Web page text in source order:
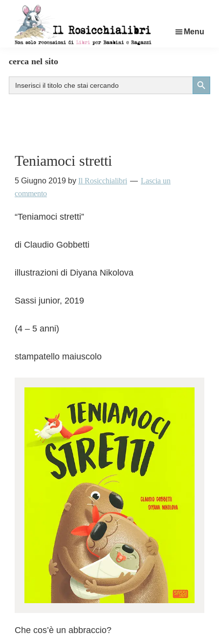
contenuto
di
libri
per
Menu
cerca nel sito
Search
for:
Search Button
Teniamoci stretti
5 Giugno 2019 by Il Rosicchialibri
Lascia un
commento
“Teniamoci stretti”
di Claudio Gobbetti
illustrazioni di Diyana Nikolova
Sassi junior, 2019
(4 – 5 anni)
stampatello maiuscolo
Che cos’è un abbraccio?